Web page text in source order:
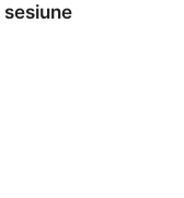
sesiune